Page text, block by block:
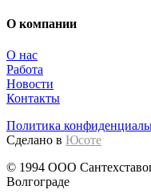
О компании
О нас
Работа
Новости
Контакты
Политика
Сделано в Юсоте
© 1994 ООО
Волгограде